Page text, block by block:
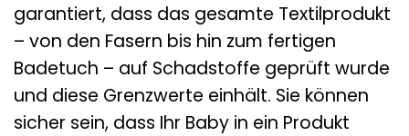
garantiert, dass das gesamte Textilprodukt
– von den Fasern bis hin zum fertigen
Badetuch – auf Schadstoffe geprüft wurde
und diese Grenzwerte einhält. Sie können
sicher sein, dass Ihr Baby in ein Produkt